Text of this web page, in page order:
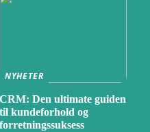
NYHETER
CRM: Den ultimate guiden
til kundeforhold og
forretningssuksess